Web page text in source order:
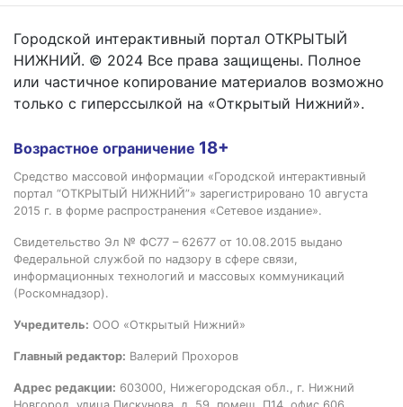
Городской интерактивный портал ОТКРЫТЫЙ
НИЖНИЙ. © 2024 Все права защищены. Полное
или частичное копирование материалов возможно
только с гиперссылкой на «Открытый Нижний».
Возрастное ограничение 18+
Средство массовой информации «Городской интерактивный
портал “ОТКРЫТЫЙ НИЖНИЙ”» зарегистрировано 10 августа
2015 г. в форме распространения «Сетевое издание».
Свидетельство Эл № ФС77 – 62677 от 10.08.2015 выдано
Федеральной службой по надзору в сфере связи,
информационных технологий и массовых коммуникаций
(Роскомнадзор).
Учредитель: ООО «Открытый Нижний»
Главный редактор: Валерий Прохоров
Адрес редакции: 603000, Нижегородская обл., г. Нижний